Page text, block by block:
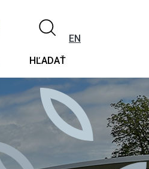
HĽADAŤ
EN